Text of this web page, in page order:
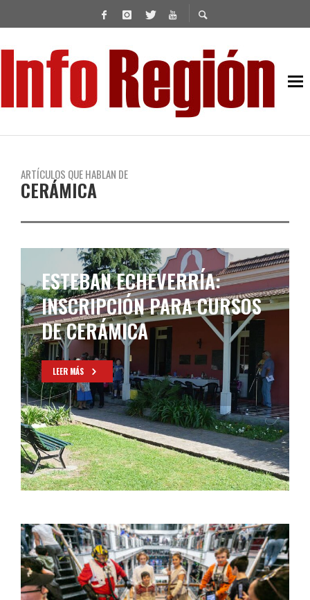
ARTÍCULOS QUE HABLAN DE
CERÁMICA
ESTEBAN ECHEVERRÍA:
INSCRIPCIÓN PARA CURSOS
DE CERÁMICA
LEER MÁS